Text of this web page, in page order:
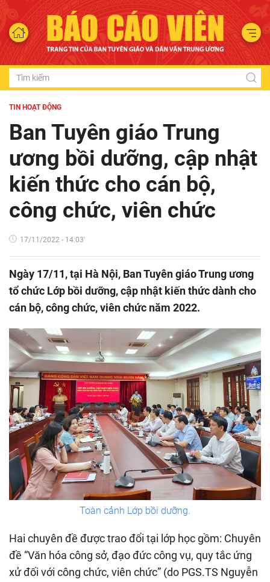
TIN HOẠT ĐỘNG
Ban Tuyên giáo Trung
ương bồi dưỡng, cập nhật
kiến thức cho cán bộ,
công chức, viên chức
17/11/2022 - 14:03'
Ngày 17/11, tại Hà Nội, Ban Tuyên giáo Trung ương
tổ chức Lớp bồi dưỡng, cập nhật kiến thức dành cho
cán bộ, công chức, viên chức năm 2022.
Toàn cảnh Lớp bồi dưỡng.
Hai chuyên đề được trao đổi tại lớp học gồm: Chuyên
đề “Văn hóa công sở, đạo đức công vụ, quy tắc ứng
xử đối với công chức, viên chức” (do PGS.TS Nguyễn